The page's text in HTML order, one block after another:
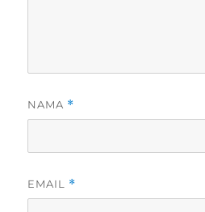
NAMA *
EMAIL *